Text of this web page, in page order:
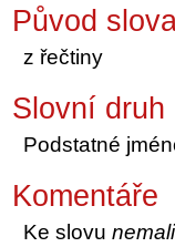
Původ
z řečtiny
Slovní druh
Podstatné
Komentáře
Ke slovu